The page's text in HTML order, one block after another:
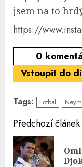
jsem na to
https://
0
Vstoupit do
Tags: Fotbal
Continue
Reading
Předchozí článek